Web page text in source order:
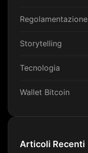
Regolamentazione
Storytelling
Tecnologia
Wallet Bitcoin
Articoli Recenti